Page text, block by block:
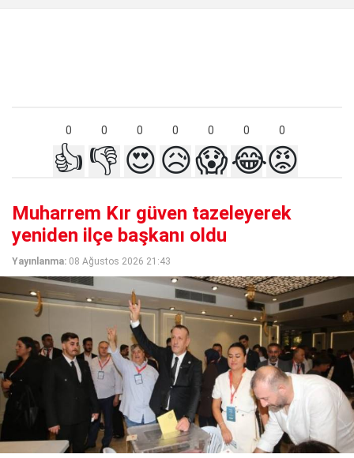
0 0 0 0 0 0 0
👍 👎 😍😥😱😂😡
Muharrem Kır güven tazeleyerek
yeniden ilçe başkanı oldu
Yayınlanma: 08 Ağustos 2026 21:43